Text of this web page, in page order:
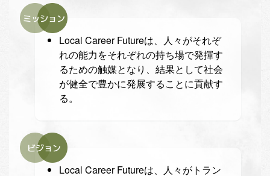
ミッション
Local Career Futureは、人々がそれぞ
れの能力をそれぞれの持ち場で発揮す
るための触媒となり、結果として社会
が健全で豊かに発展することに貢献す
る。
ビジョン
Local Career Futureは、人々がトラン